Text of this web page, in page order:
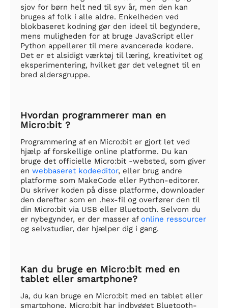
sjov for børn helt ned til syv år, men den kan
bruges af folk i alle aldre. Enkelheden ved
blokbaseret kodning gør den ideel til begyndere,
mens muligheden for at bruge JavaScript eller
Python appellerer til mere avancerede kodere.
Det er et alsidigt værktøj til læring, kreativitet og
eksperimentering, hvilket gør det velegnet til en
bred aldersgruppe.
Hvordan programmerer man en
Micro:bit ?
Programmering af en Micro:bit er gjort let ved
hjælp af forskellige online platforme. Du kan
bruge det officielle Micro:bit -websted, som giver
en webbaseret kodeeditor, eller brug andre
platforme som MakeCode eller Python-editorer.
Du skriver koden på disse platforme, downloader
den derefter som en .hex-fil og overfører den til
din Micro:bit via USB eller Bluetooth. Selvom du
er nybegynder, er der masser af online ressourcer
og selvstudier, der hjælper dig i gang.
Kan du bruge en Micro:bit med en
tablet eller smartphone?
Ja, du kan bruge en Micro:bit med en tablet eller
smartphone. Micro:bit har indbygget Bluetooth-